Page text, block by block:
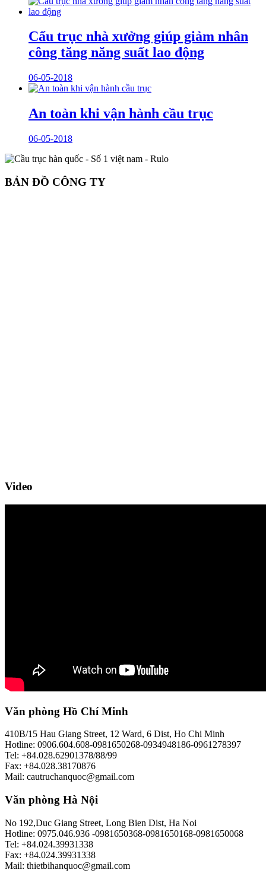
Cẩu trục nhà xưởng giúp giảm nhân
công tăng năng suất lao động
06-05-2018
An toàn khi vận hành cầu trục
06-05-2018
BẢN ĐỒ CÔNG TY
Video
Văn phòng Hồ Chí Minh
410B/15 Hau Giang Street, 12 Ward, 6 Dist, Ho Chi Minh
Hotline: 0906.604.608-0981650268-0934948186-0961278397
Tel: +84.028.62901378/88/99
Fax: +84.028.38170876
Mail: cautruchanquoc@gmail.com
Văn phòng Hà Nội
No 192,Duc Giang Street, Long Bien Dist, Ha Noi
Hotline: 0975.046.936 -0981650368-0981650168-0981650068
Tel: +84.024.39931338
Fax: +84.024.39931338
Mail: thietbihanquoc@gmail.com